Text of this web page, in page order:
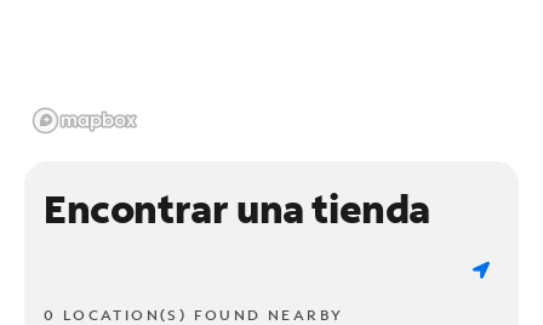
Encontrar una tienda
0 LOCATION(S) FOUND NEARBY